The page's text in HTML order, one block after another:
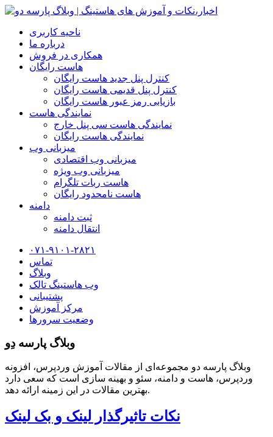
ناحیه کاربری
درباره ما
همکاری در فروش
هاست رایگان
کنترل پنل جدید هاست رایگان
کنترل پنل قدیمی هاست رایگان
بازیابی رمز عبور هاست رایگان
نمایندگی هاست
نمایندگی هاست سی پنل خارج
نمایندگی هاست رایگان
میزبانی وب
میزبانی وب اقتصادی
میزبانی وب ویژه
هاست ربات تلگرام
هاست نامحدود رایگان
دامنه
ثبت دامنه
انتقال دامنه
۰۷۱-۹۱۰۱-۲۸۲۱
تماس
وبلاگ
وب هاستینگ تالک
پشتیبانی
مرکز آموزش
وضعیت سرورها
وبلاگ پارسه دِو
وبلاگ پارسه دو مجموعه‌ای از مقالات آموزش وردپرس، افزونه
وردپرس، هاست و دامنه، سئو و بهینه سازی است که سعی دارد
بهترین مقالات در این زمینه ارائه دهد.
نکات تاثیرگذار لینک و بک لینک